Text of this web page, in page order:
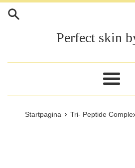
Meteen
naar
Perfect skin
Menu
Startpagina › Tri- Peptide